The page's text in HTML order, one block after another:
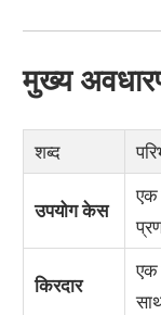
मुख्य
शब्द
उपयोग केस
एक
किरदार
एक